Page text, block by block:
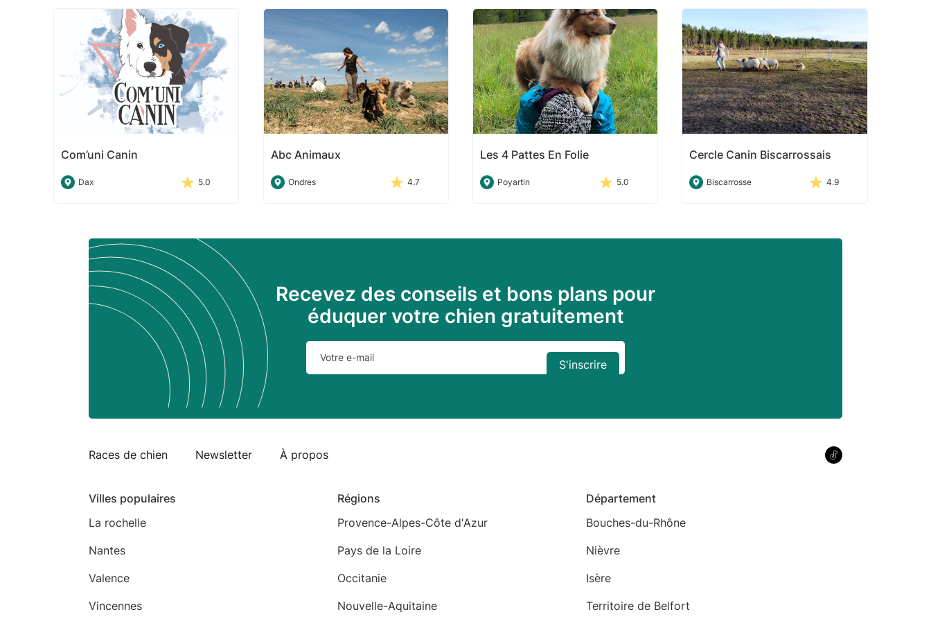
Com’uni Canin
Dax 5.0
Abc Animaux
Ondres 4.7
Les 4 Pattes En Folie
Poyartin 5.0
Cercle Canin Biscarrossais
Biscarrosse 4.9
Recevez des conseils et bons plans pour
éduquer votre chien gratuitement
Races de chien Newsletter À propos
Villes populaires
La rochelle
Nantes
Valence
Vincennes
Régions
Provence-Alpes-Côte d'Azur
Pays de la Loire
Occitanie
Nouvelle-Aquitaine
Département
Bouches-du-Rhône
Nièvre
Isère
Territoire de Belfort